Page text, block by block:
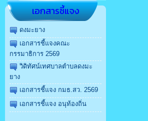
เอกสารชี้แจง
ดงมะยาง
เอกสารชี้แจงคณะ
กรรมาธิการ 2569
วิดิทัศน์เทศบาลตำบลดงมะ
ยาง
เอกสารชี้แจง กมธ.สว. 2569
เอกสารชี้แจง อนุท้องถิ่น